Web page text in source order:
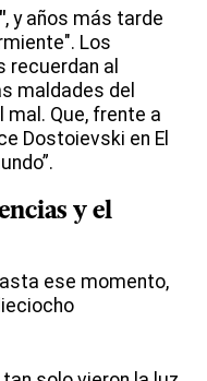
, y años más tarde
Los
al
maldades del
mal. Que, frente a
Dostoievski en El
y el
ese momento,